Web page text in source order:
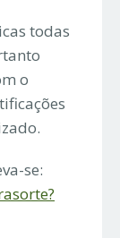
todas
o
se: